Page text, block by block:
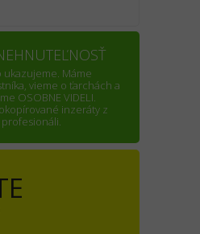
ukazujeme. Máme
vieme o ťarchách a
OSOBNE VIDELI.
inzeráty z